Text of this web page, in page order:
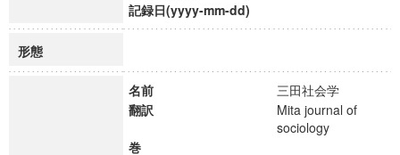
記録日(yyyy-mm-dd)
形態
名前
三田社会学
翻訳
Mita journal of
sociology
巻